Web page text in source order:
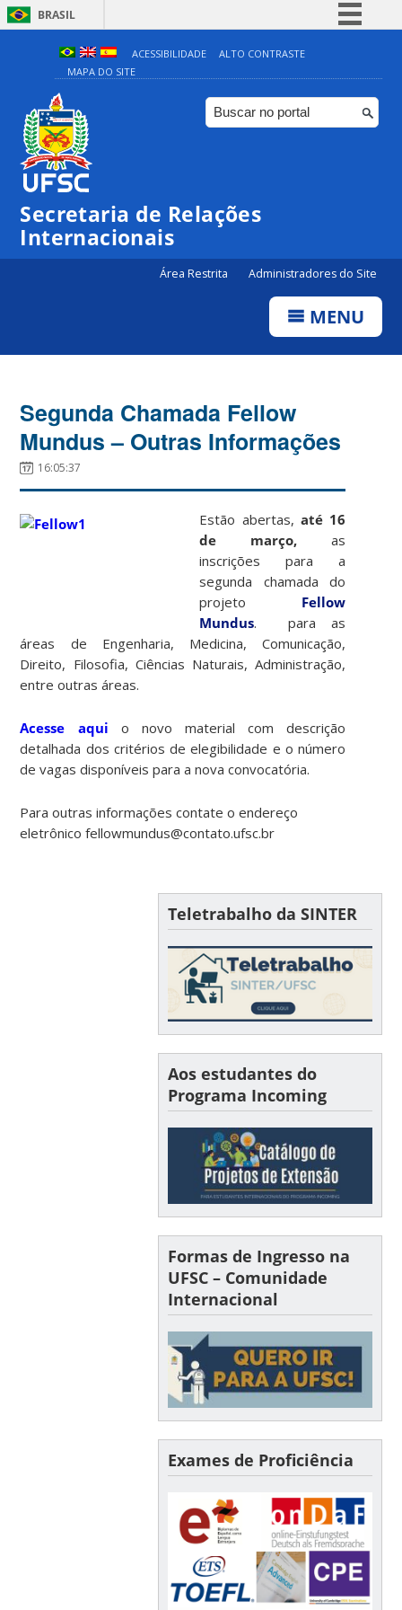
BRASIL
Simplifique!
Comunica BR
Participe
ACESSIBILIDADE
ALTO CONTRASTE
MAPA DO SITE
Secretaria de Relações
Internacionais
Área Restrita Administradores do Site
MENU
Segunda Chamada Fellow
Mundus – Outras Informações
16:05:37
Estão abertas, até 16
de março, as
inscrições para a
segunda chamada do
projeto Fellow
Mundus. para as
áreas de Engenharia, Medicina, Comunicação,
Direito, Filosofia, Ciências Naturais, Administração,
entre outras áreas.
Acesse aqui o novo material com descrição
detalhada dos critérios de elegibilidade e o número
de vagas disponíveis para a nova convocatória.
Para outras informações contate o endereço
eletrônico fellowmundus@contato.ufsc.br
Teletrabalho da SINTER
Aos estudantes do
Programa Incoming
Formas de Ingresso na
UFSC – Comunidade
Internacional
Exames de Proficiência